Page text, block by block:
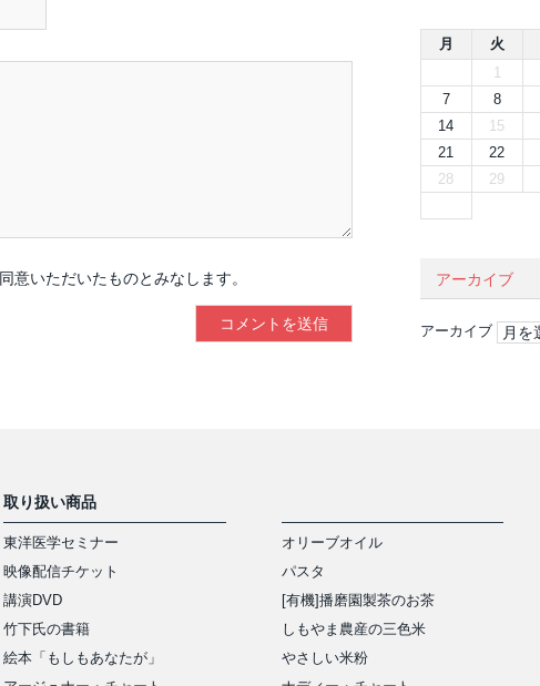
意いただいたものとみなします。
月
火
1
7
8
14
15
21
22
28
29
アーカイブ
アーカイブ
取り扱い商品
東洋医学セミナー
映像配信チケット
講演DVD
竹下氏の書籍
絵本「もしもあなたが」
オリーブオイル
パスタ
[有機]播磨園製茶のお茶
しもやま農産の三色米
やさしい米粉